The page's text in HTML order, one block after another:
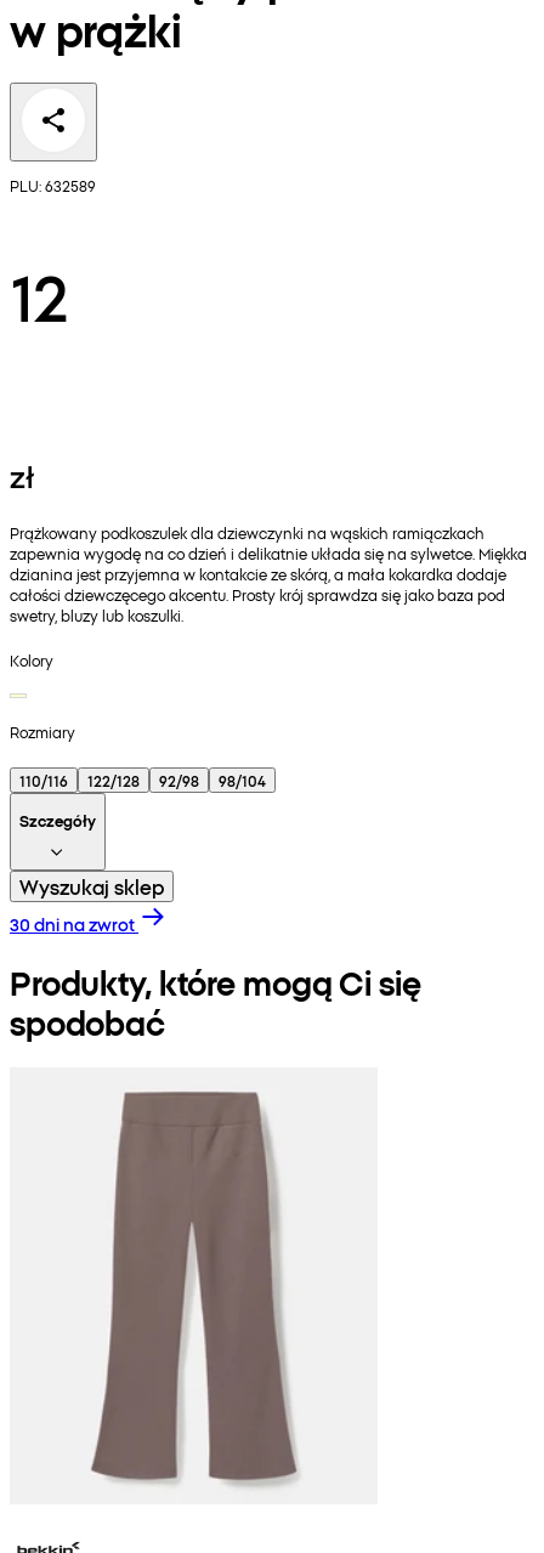
w prążki
PLU: 632589
12
zł
Prążkowany podkoszulek dla dziewczynki na wąskich ramiączkach
zapewnia wygodę na co dzień i delikatnie układa się na sylwetce. Miękka
dzianina jest przyjemna w kontakcie ze skórą, a mała kokardka dodaje
całości dziewczęcego akcentu. Prosty krój sprawdza się jako baza pod
swetry, bluzy lub koszulki.
Kolory
Rozmiary
110/116 122/128 92/98
98/104
Szczegóły
Wyszukaj sklep
30 dni na zwrot
Produkty, które mogą Ci się
spodobać